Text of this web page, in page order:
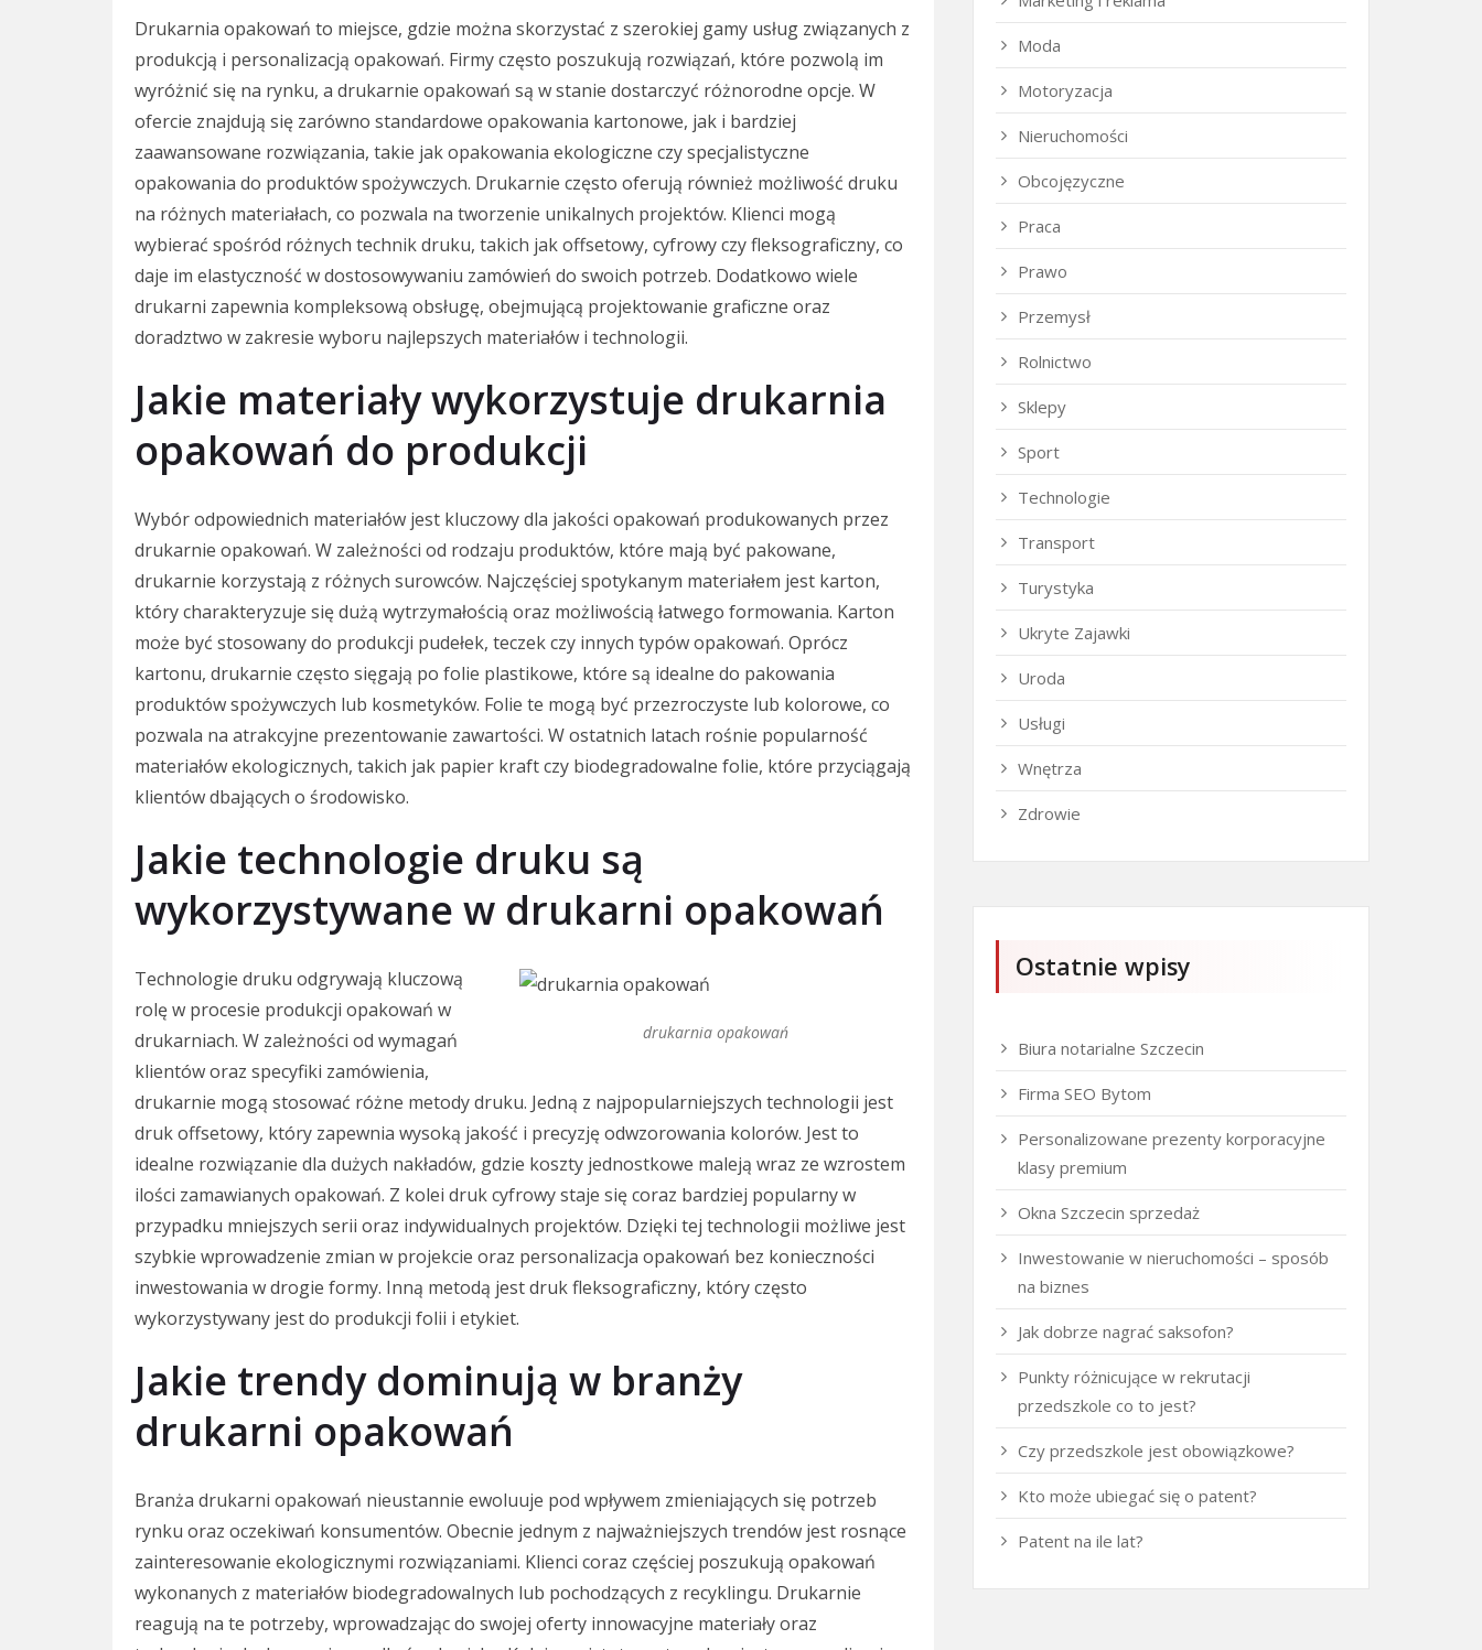
Drukarnia opakowań to miejsce, gdzie można skorzystać z szerokiej gamy usług związanych z
produkcją i personalizacją opakowań. Firmy często poszukują rozwiązań, które pozwolą im
wyróżnić się na rynku, a drukarnie opakowań są w stanie dostarczyć różnorodne opcje. W
ofercie znajdują się zarówno standardowe opakowania kartonowe, jak i bardziej
zaawansowane rozwiązania, takie jak opakowania ekologiczne czy specjalistyczne
opakowania do produktów spożywczych. Drukarnie często oferują również możliwość druku
na różnych materiałach, co pozwala na tworzenie unikalnych projektów. Klienci mogą
wybierać spośród różnych technik druku, takich jak offsetowy, cyfrowy czy fleksograficzny, co
daje im elastyczność w dostosowywaniu zamówień do swoich potrzeb. Dodatkowo wiele
drukarni zapewnia kompleksową obsługę, obejmującą projektowanie graficzne oraz
doradztwo w zakresie wyboru najlepszych materiałów i technologii.
Jakie materiały wykorzystuje drukarnia
opakowań do produkcji
Wybór odpowiednich materiałów jest kluczowy dla jakości opakowań produkowanych przez
drukarnie opakowań. W zależności od rodzaju produktów, które mają być pakowane,
drukarnie korzystają z różnych surowców. Najczęściej spotykanym materiałem jest karton,
który charakteryzuje się dużą wytrzymałością oraz możliwością łatwego formowania. Karton
może być stosowany do produkcji pudełek, teczek czy innych typów opakowań. Oprócz
kartonu, drukarnie często sięgają po folie plastikowe, które są idealne do pakowania
produktów spożywczych lub kosmetyków. Folie te mogą być przezroczyste lub kolorowe, co
pozwala na atrakcyjne prezentowanie zawartości. W ostatnich latach rośnie popularność
materiałów ekologicznych, takich jak papier kraft czy biodegradowalne folie, które przyciągają
klientów dbających o środowisko.
Jakie technologie druku są
wykorzystywane w drukarni opakowań
drukarnia opakowań
Technologie druku odgrywają kluczową
rolę w procesie produkcji opakowań w
drukarniach. W zależności od wymagań
klientów oraz specyfiki zamówienia,
drukarnie mogą stosować różne metody druku. Jedną z najpopularniejszych technologii jest
druk offsetowy, który zapewnia wysoką jakość i precyzję odwzorowania kolorów. Jest to
idealne rozwiązanie dla dużych nakładów, gdzie koszty jednostkowe maleją wraz ze wzrostem
ilości zamawianych opakowań. Z kolei druk cyfrowy staje się coraz bardziej popularny w
przypadku mniejszych serii oraz indywidualnych projektów. Dzięki tej technologii możliwe jest
szybkie wprowadzenie zmian w projekcie oraz personalizacja opakowań bez konieczności
inwestowania w drogie formy. Inną metodą jest druk fleksograficzny, który często
wykorzystywany jest do produkcji folii i etykiet.
Jakie trendy dominują w branży
drukarni opakowań
Branża drukarni opakowań nieustannie ewoluuje pod wpływem zmieniających się potrzeb
rynku oraz oczekiwań konsumentów. Obecnie jednym z najważniejszych trendów jest rosnące
zainteresowanie ekologicznymi rozwiązaniami. Klienci coraz częściej poszukują opakowań
wykonanych z materiałów biodegradowalnych lub pochodzących z recyklingu. Drukarnie
reagują na te potrzeby, wprowadzając do swojej oferty innowacyjne materiały oraz
Moda
Motoryzacja
Nieruchomości
Obcojęzyczne
Praca
Prawo
Przemysł
Rolnictwo
Sklepy
Sport
Technologie
Transport
Turystyka
Ukryte Zajawki
Uroda
Usługi
Wnętrza
Zdrowie
Ostatnie wpisy
Biura notarialne Szczecin
Firma SEO Bytom
Personalizowane prezenty korporacyjne
klasy premium
Okna Szczecin sprzedaż
Inwestowanie w nieruchomości – sposób
na biznes
Jak dobrze nagrać saksofon?
Punkty różnicujące w rekrutacji
przedszkole co to jest?
Czy przedszkole jest obowiązkowe?
Kto może ubiegać się o patent?
Patent na ile lat?